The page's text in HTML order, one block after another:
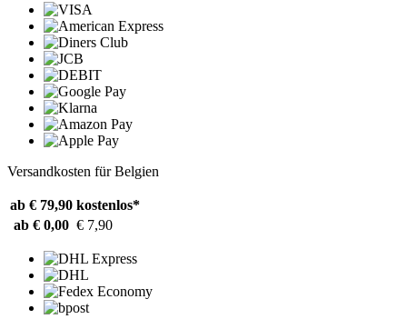
Versandkosten für Belgien
ab € 79,90 kostenlos*
ab € 0,00 € 7,90